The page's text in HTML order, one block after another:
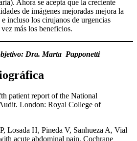
Ahora se acepta que la creciente
de imágenes mejoradas mejora la
incluso los cirujanos de urgencias
más los beneficios.
Dra. Marta Papponetti
patient report of the National
London: Royal College of
Losada H, Pineda V, Sanhueza A, Vial
acute abdominal pain. Cochrane